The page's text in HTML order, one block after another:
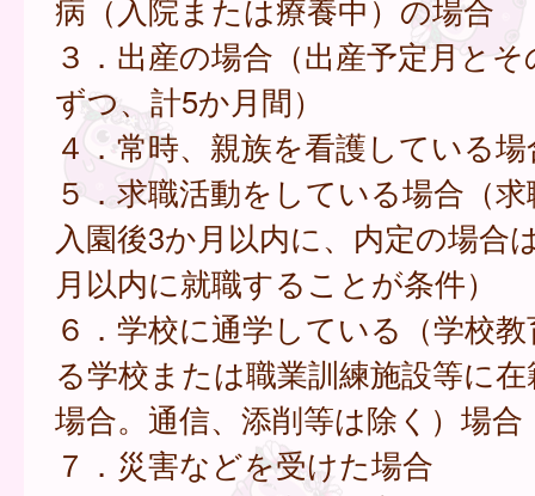
病（入院または療養中）の場合
３．出産の場合（出産予定月と
ずつ、計5か月間）
４．常時、親族を看護している場
５．求職活動をしている場合（
入園後3か月以内に、内定の場合
月以内に就職することが条件）
６．学校に通学している（学校
る学校または職業訓練施設等に
場合。通信、添削等は除く）場合
７．災害などを受けた場合